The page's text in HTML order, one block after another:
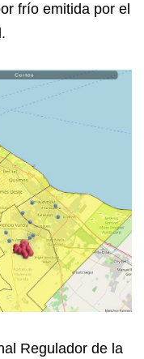
frío emitida por el
Regulador de la